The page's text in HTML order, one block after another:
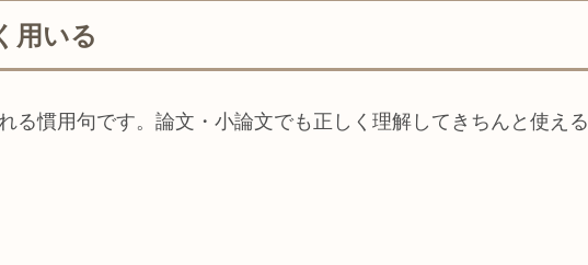
用いる
る慣用句です。論文・小論文でも正しく理解してきちんと使える